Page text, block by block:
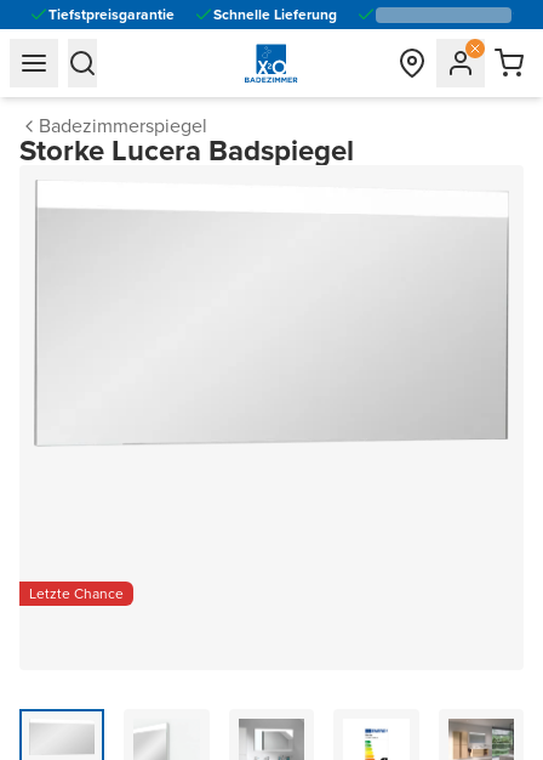
Tiefstpreisgarantie Schnelle Lieferung
general.navigation.toggle_menu.label
general.navigation.toggle_menu.label
Badezimmerspiegel
Storke Lucera Badspiegel
Letzte Chance